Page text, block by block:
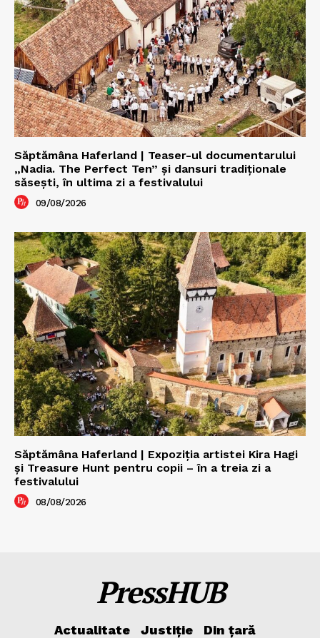
Săptămâna Haferland | Teaser-ul documentarului
„Nadia. The Perfect Ten” şi dansuri tradiţionale
săseşti, în ultima zi a festivalului
09/08/2026
Săptămâna Haferland | Expoziţia artistei Kira Hagi
şi Treasure Hunt pentru copii – în a treia zi a
festivalului
08/08/2026
PressHUB
Actualitate Justiție
Din țară